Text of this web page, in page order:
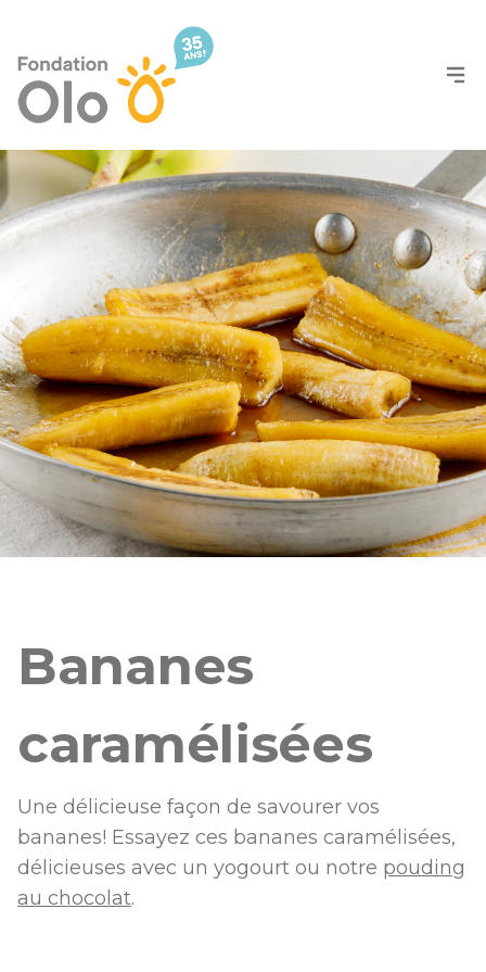
Bananes
caramélisées
Une délicieuse façon de savourer vos
bananes! Essayez ces bananes caramélisées,
délicieuses avec un yogourt ou notre pouding
au chocolat.